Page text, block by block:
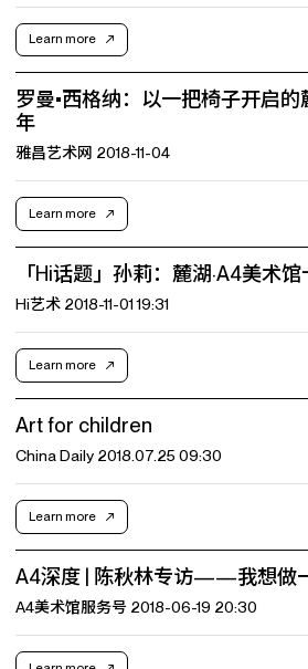
Learn more
罗曼•西格纳：以一把椅子开启的
年
雅昌艺术网 2018-11-04
Learn more
「Hi话题」孙莉：麓湖·A4美术
Hi艺术 2018-11-01 19:31
Learn more
Art for children
China Daily 2018.07.25 09:30
Learn more
A4深度 | 陈秋林专访——我想做
A4美术馆服务号 2018-06-19 20:30